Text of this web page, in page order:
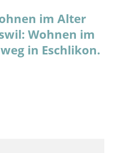
im Alter
Wohnen im
in Eschlikon.